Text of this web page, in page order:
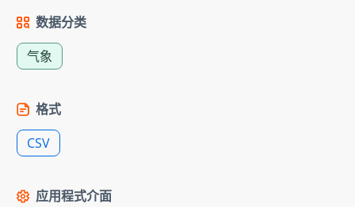
数据分类
气象
格式
CSV
应用程式介面